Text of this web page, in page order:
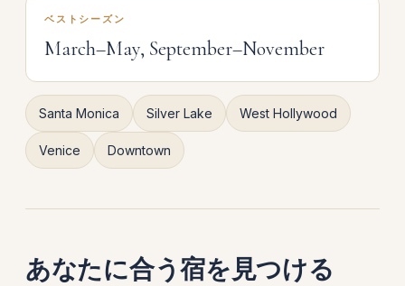
ベストシーズン
March–May, September–November
Santa Monica Silver Lake West Hollywood
Venice Downtown
あなたに合う宿を見つける